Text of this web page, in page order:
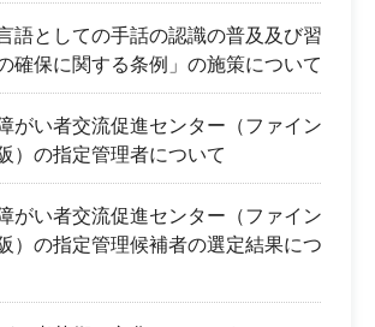
語としての手話の認識の普及及び習
確保に関する条例」の施策について
がい者交流促進センター（ファイン
）の指定管理者について
がい者交流促進センター（ファイン
）の指定管理候補者の選定結果につ